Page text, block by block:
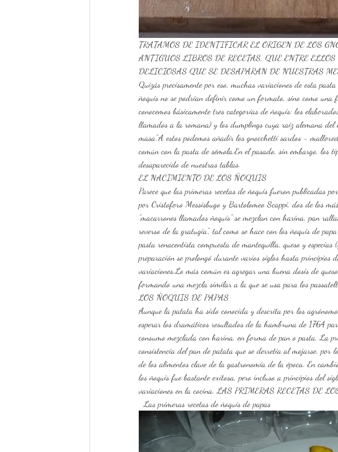
TRATAMOS DE IDENTIFICAR EL ORIGEN DE LOS
ANTIGUOS LIBROS DE RECETAS, QUE ENTRE
DELICIOSAS QUE SE DESAPARAN DE NUESTRAS
Quizás precisamente por eso, muchas variaciones de esta
ñoquis no se podrían definir como un formato, sino como
conocemos básicamente tres categorías de ñoquis: los
llamados a la romana) y los dumplings cuya raíz alemana
masa".A estos podemos añadir los gnocchetti sardos -
común con la pasta de sémola.En el pasado, sin embargo, los
desaparecido de nuestras tablas.
EL NACIMIENTO DE LOS ÑOQUIS
Parece que las primeras recetas de ñoquis fueron publicadas
por Cristoforo Messisbugo y Bartolomeo Scappi, dos de los
"macarrones llamados ñoquis" se mezclan con harina, pan
reverso de la gratugia", tal como se hace con los ñoquis de
pasta renacentista compuesta de mantequilla, queso y
preparación se prolongó durante varios siglos hasta principios
variaciones.Lo más común es agregar una buena dosis de
formando una mezcla similar a la que se usa para los
LOS ÑOQUIS DE PAPAS
Aunque la patata ha sido conocida y descrita por los
esperar los dramáticos resultados de la hambruna de 1764
consumo mezclada con harina, en forma de pan o pasta. La
consistencia del pan de patata que se derretía al mojarse, por
de los alimentos clave de la gastronomía de la época. En
los ñoquis fue bastante exitosa, pero incluso a principios del
variaciones en la cocina. LAS PRIMERAS RECETAS DE
  Las primeras recetas de ñoquis de papas